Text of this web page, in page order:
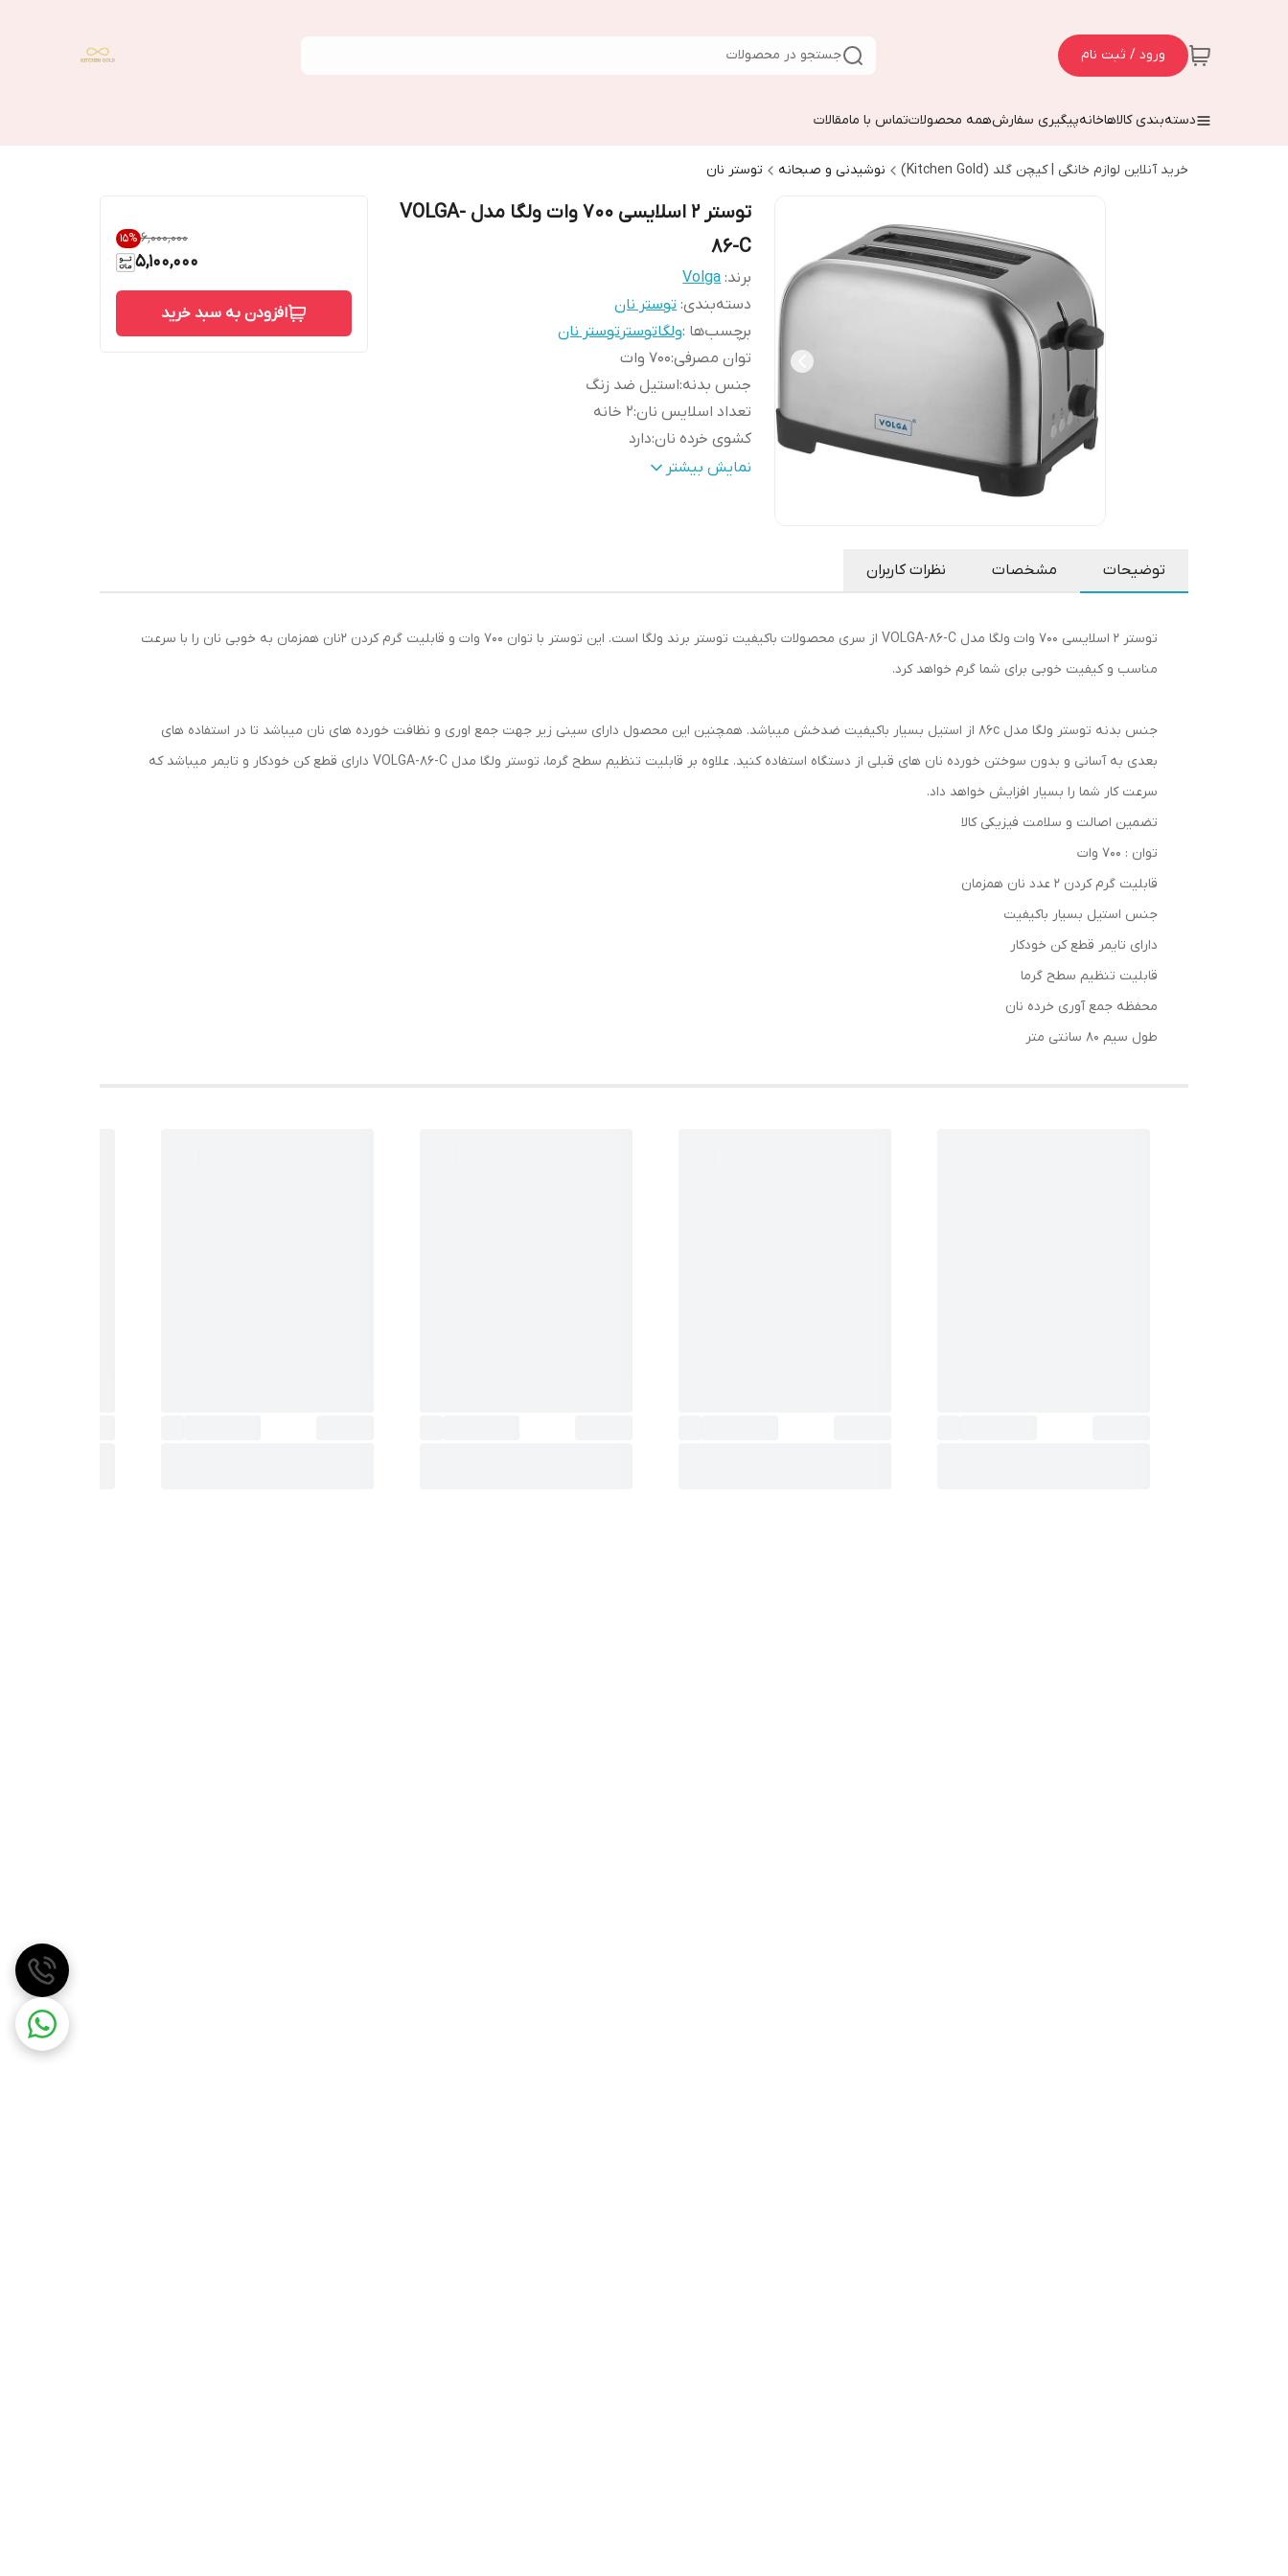
ورود / ثبت نام جستجو در محصولات
دسته‌بندی کالاهاخانهپیگیری سفارشهمه محصولاتتماس با مامقالات
خرید آنلاین لوازم خانگی | کیچن گلد (Kitchen Gold) نوشیدنی و صبحانه توستر نان
توستر 2 اسلایسی 700 وات ولگا مدل VOLGA-
86-C
برند: Volga
دسته‌بندی:توستر نان
برچسب‌ها :ولگاتوسترتوستر نان
توان مصرفی:700 وات
جنس بدنه:استیل ضد زنگ
تعداد اسلایس نان:2 خانه
کشوی خرده نان:دارد
یخ زدایی:دارد
نمایش بیشتر
۶٬۰۰۰٬۰۰۰ 15%
5,100,000
افزودن به سبد خرید
توضیحات مشخصات نظرات کاربران
توستر 2 اسلایسی 700 وات ولگا مدل VOLGA-86-C از سری محصولات باکیفیت توستر برند ولگا است. این توستر با توان 700 وات و قابلیت گرم کردن 2نان همزمان به خوبی نان را با سرعت
مناسب و کیفیت خوبی برای شما گرم خواهد کرد.
جنس بدنه توستر ولگا مدل 86c از استیل بسیار باکیفیت ضدخش میباشد. همچنین این محصول دارای سینی زیر جهت جمع اوری و نظافت خورده های نان میباشد تا در استفاده های
بعدی به آسانی و بدون سوختن خورده نان های قبلی از دستگاه استفاده کنید. علاوه بر قابلیت تنظیم سطح گرما، توستر ولگا مدل VOLGA-86-C دارای قطع کن خودکار و تایمر میباشد که
سرعت کار شما را بسیار افزایش خواهد داد.
تضمین اصالت و سلامت فیزیکی کالا
توان : 700 وات
قابلیت گرم کردن 2 عدد نان همزمان
جنس استیل بسیار باکیفیت
دارای تایمر قطع کن خودکار
قابلیت تنظیم سطح گرما
محفظه جمع آوری خرده نان
طول سیم 80 سانتی متر